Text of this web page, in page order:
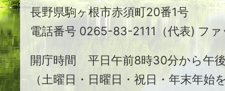
根
市
長野県駒ヶ根市赤須町20番1号
電話番号 0265-83-2111（代表) フ
開庁時間 平日午前8時30分から午
（土曜日・日曜日・祝日・年末年始